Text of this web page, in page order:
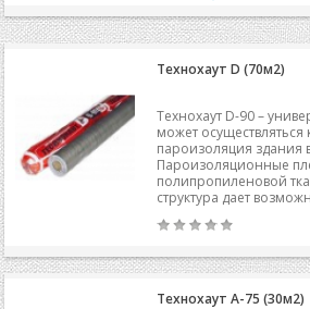
Технохаут D (70м2)
Технохаут D-90 –
может осуществляться
пароизоляция здания
Пароизоляционные
полипропиленовой
структура дает
Технохаут А-75 (30м2)